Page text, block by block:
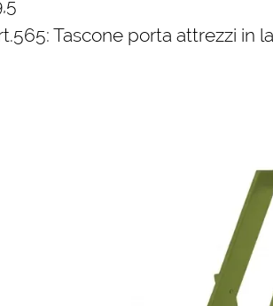
Tascone porta attrezzi in